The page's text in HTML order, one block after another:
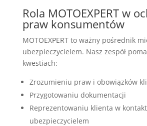
Rola MOTOEXPERT w
praw konsumentów
MOTOEXPERT to ważny pośrednik
ubezpieczycielem. Nasz zespół
kwestiach:
Zrozumieniu praw i obowiązków
Przygotowaniu dokumentacji
Reprezentowaniu klienta w
ubezpieczycielem